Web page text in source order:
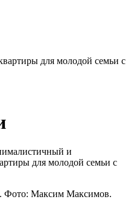
для молодой семьи с
и
для молодой семьи с
Фото: Максим Максимов.